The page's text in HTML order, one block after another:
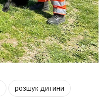
розшук дитини